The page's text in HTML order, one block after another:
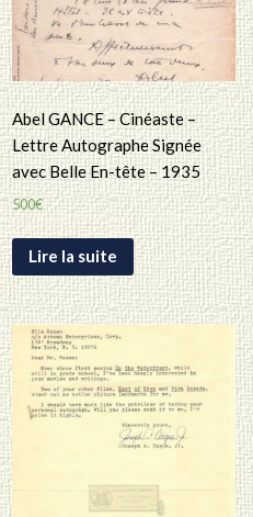
Abel GANCE – Cinéaste –
Lettre Autographe Signée
avec Belle En-tête – 1935
500€
Lire la suite